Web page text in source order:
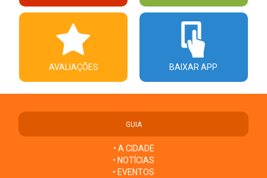
AVALIAÇÕES BAIXAR APP
GUIA
• A CIDADE
• NOTÍCIAS
• EVENTOS